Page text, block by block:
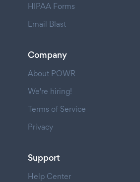
HIPAA Forms
Email Blast
Company
About POWR
We're hiring!
Terms of Service
Privacy
Support
Help Center